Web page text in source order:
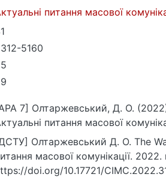
питання масової
5160
7] Олтаржевський, Д. О.
питання масової
Олтаржевський Д. О. The
масової комунікації.
doi.org/10.17721/